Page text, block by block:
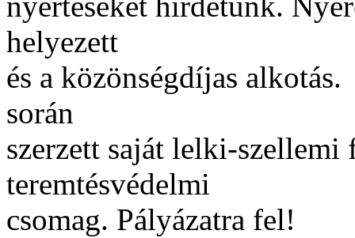
helyezett
és a közönségdíjas
során
szerzett saját lelki-
teremtésvédelmi
csomag. Pályázatra fel!